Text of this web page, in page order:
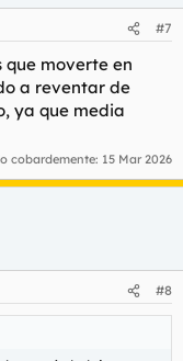
#7
que moverte en
a reventar de
ya que media
cobardemente: 15 Mar 2026
#8